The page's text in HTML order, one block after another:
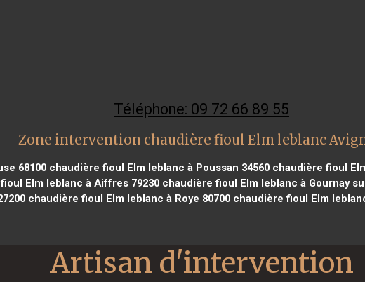
Téléphone: 09 72 66 89 55
Zone intervention chaudière fioul Elm leblanc
68100 chaudière fioul Elm leblanc à Poussan 34560 chaudière fioul
Elm leblanc à Aiffres 79230chaudière fioul Elm leblanc à Gournay
chaudière fioul Elm leblanc à Roye 80700chaudière fioul Elm
Artisan d'intervention